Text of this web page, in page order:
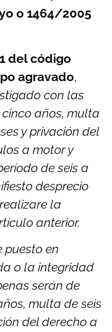
o 1464/2005
del código
agravado,
con las
años, multa
y privación del
a motor y
de seis a
desprecio
la
anterior.
puesto en
o la integridad
serán de
multa de seis
del derecho a